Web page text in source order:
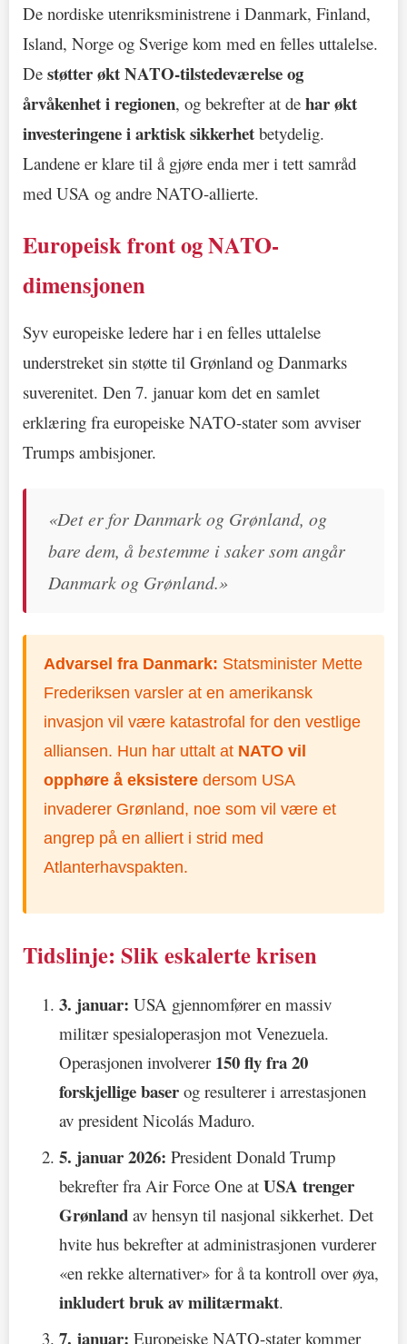
De nordiske utenriksministrene i Danmark, Finland,
Island, Norge og Sverige kom med en felles uttalelse.
De støtter økt NATO-tilstedeværelse og
årvåkenhet i regionen, og bekrefter at de har økt
investeringene i arktisk sikkerhet betydelig.
Landene er klare til å gjøre enda mer i tett samråd
med USA og andre NATO-allierte.
Europeisk front og NATO-
dimensjonen
Syv europeiske ledere har i en felles uttalelse
understreket sin støtte til Grønland og Danmarks
suverenitet. Den 7. januar kom det en samlet
erklæring fra europeiske NATO-stater som avviser
Trumps ambisjoner.
«Det er for Danmark og Grønland, og
bare dem, å bestemme i saker som angår
Danmark og Grønland.»
Advarsel fra Danmark: Statsminister Mette
Frederiksen varsler at en amerikansk
invasjon vil være katastrofal for den vestlige
alliansen. Hun har uttalt at NATO vil
opphøre å eksistere dersom USA
invaderer Grønland, noe som vil være et
angrep på en alliert i strid med
Atlanterhavspakten.
Tidslinje: Slik eskalerte krisen
3. januar: USA gjennomfører en massiv
militær spesialoperasjon mot Venezuela.
Operasjonen involverer 150 fly fra 20
forskjellige baser og resulterer i arrestasjonen
av president Nicolás Maduro.
5. januar 2026: President Donald Trump
bekrefter fra Air Force One at USA trenger
Grønland av hensyn til nasjonal sikkerhet. Det
hvite hus bekrefter at administrasjonen vurderer
«en rekke alternativer» for å ta kontroll over øya,
inkludert bruk av militærmakt.
7. januar: Europeiske NATO-stater kommer